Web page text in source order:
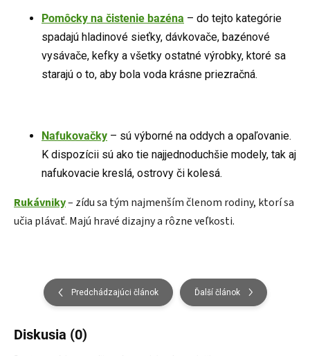
Pomôcky na čistenie bazéna – do tejto kategórie
spadajú hladinové sieťky, dávkovače, bazénové
vysávače, kefky a všetky ostatné výrobky, ktoré sa
starajú o to, aby bola voda krásne priezračná.
Nafukovačky – sú výborné na oddych a opaľovanie.
K dispozícii sú ako tie najjednoduchšie modely, tak aj
nafukovacie kreslá, ostrovy či kolesá.
Rukávniky– zídu sa tým najmenším členom rodiny, ktorí sa
učia plávať. Majú hravé dizajny a rôzne veľkosti.
Predchádzajúci článok Ďalší článok
Diskusia (0)